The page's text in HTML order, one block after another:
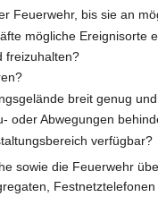
Feuerwehr, bis sie an
mögliche Ereignisorte
freizuhalten?
breit genug
oder Abwegungen
verfügbar?
sowie die Feuerwehr